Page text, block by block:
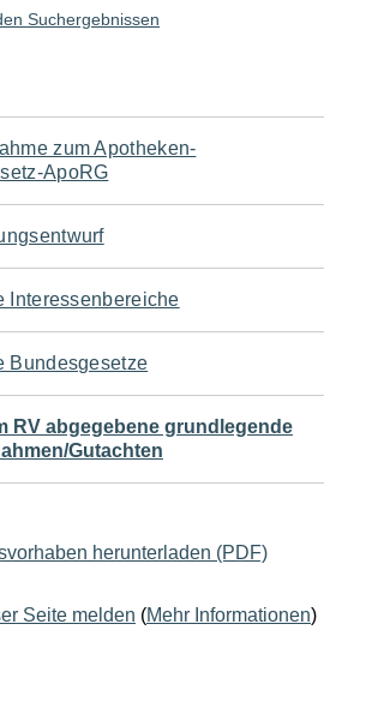
Suchergebnissen
zum Apotheken-
ApoRG
Interessenbereiche
Bundesgesetze
RV abgegebene grundlegende
Gutachten
herunterladen (PDF)
Seite melden (Mehr Informationen)